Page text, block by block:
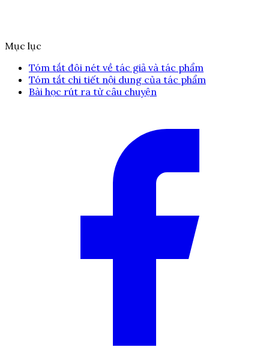
Mục lục
Tóm tắt đôi nét về tác giả và tác phẩm
Tóm tắt chi tiết nội dung của tác phẩm
Bài học rút ra từ câu chuyện